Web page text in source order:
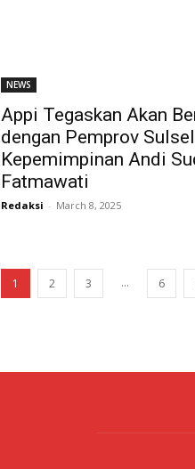
NEWS
Appi Tegaskan Akan
dengan Pemprov
Kepemimpinan Andi
Fatmawati
Redaksi - March 8, 2025
1 2 3 ... 6